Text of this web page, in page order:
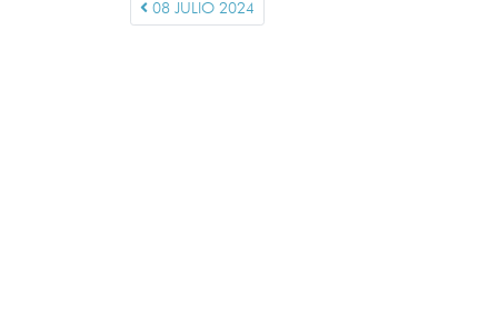
08 JULIO 2024